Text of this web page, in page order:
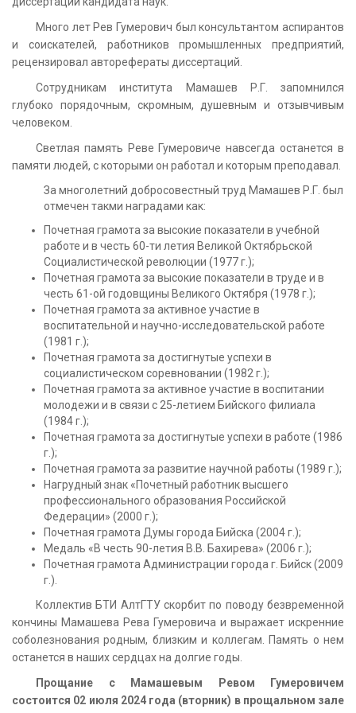
Много лет Рев Гумерович был консультантом аспирантов
и соискателей, работников промышленных предприятий,
рецензировал авторефераты диссертаций.
Сотрудникам института Мамашев Р.Г. запомнился
глубоко порядочным, скромным, душевным и отзывчивым
человеком.
Светлая память Реве Гумеровиче навсегда останется в
памяти людей, с которыми он работал и которым преподавал.
За многолетний добросовестный труд Мамашев Р.Г. был
отмечен такми наградами как:
Почетная грамота за высокие показатели в учебной
работе и в честь 60-ти летия Великой Октябрьской
Социалистической революции (1977 г.);
Почетная грамота за высокие показатели в труде и в
честь 61-ой годовщины Великого Октября (1978 г.);
Почетная грамота за активное участие в
воспитательной и научно-исследовательской работе
(1981 г.);
Почетная грамота за достигнутые успехи в
социалистическом соревновании (1982 г.);
Почетная грамота за активное участие в воспитании
молодежи и в связи с 25-летием Бийского филиала
(1984 г.);
Почетная грамота за достигнутые успехи в работе (1986
г.);
Почетная грамота за развитие научной работы (1989 г.);
Нагрудный знак «Почетный работник высшего
профессионального образования Российской
Федерации» (2000 г.);
Почетная грамота Думы города Бийска (2004 г.);
Медаль «В честь 90-летия В.В. Бахирева» (2006 г.);
Почетная грамота Администрации города г. Бийск (2009
г.).
Коллектив БТИ АлтГТУ скорбит по поводу безвременной
кончины Мамашева Рева Гумеровича и выражает искренние
соболезнования родным, близким и коллегам. Память о нем
останется в наших сердцах на долгие годы.
Прощание с Мамашевым Ревом Гумеровичем
состоится 02 июля 2024 года (вторник) в прощальном зале